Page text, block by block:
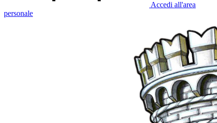
Accedi all'area
personale